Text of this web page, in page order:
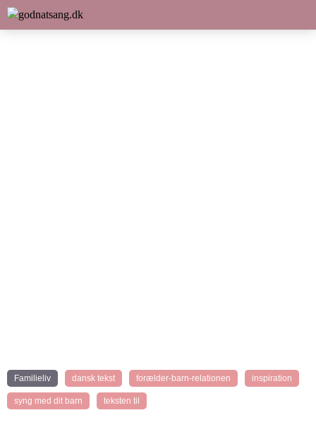
Familieliv dansk tekst forælder-barn-relationen inspiration
syng med dit barn teksten til